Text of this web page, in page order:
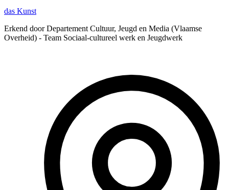
das Kunst
Erkend door Departement Cultuur, Jeugd en Media (Vlaamse
Overheid) - Team Sociaal-cultureel werk en Jeugdwerk